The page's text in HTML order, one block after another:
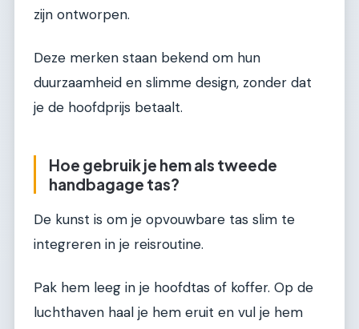
zijn ontworpen.
Deze merken staan bekend om hun
duurzaamheid en slimme design, zonder dat
je de hoofdprijs betaalt.
Hoe gebruik je hem als tweede
handbagage tas?
De kunst is om je opvouwbare tas slim te
integreren in je reisroutine.
Pak hem leeg in je hoofdtas of koffer. Op de
luchthaven haal je hem eruit en vul je hem